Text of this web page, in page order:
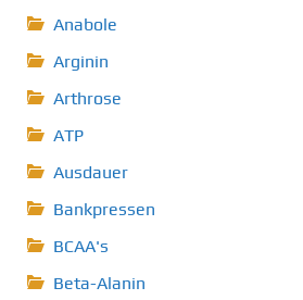
Anabole
Arginin
Arthrose
ATP
Ausdauer
Bankpressen
BCAA's
Beta-Alanin